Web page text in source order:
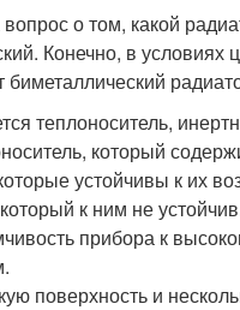
о том, какой
Конечно, в условиях
теплоноситель,
который
устойчивы к их
к ним не
прибора к
поверхность и